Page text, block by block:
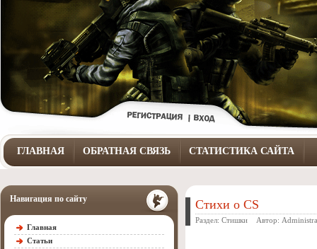
ГЛАВНАЯ ОБРАТНАЯ СВЯЗЬ СТАТИСТИКА САЙТА
Навигация по сайту
Главная
Статьи
Стихи о CS
Раздел: Стишки Автор: